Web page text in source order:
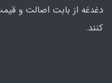
دغدغه از بابت اصالت و
کنند.